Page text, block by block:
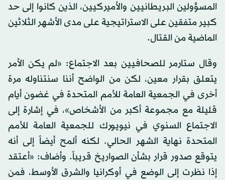
المسؤولين البريطانيين والأميركيين، الذين كانوا إلى حد
كبير متفقين على الاستراتيجية على مدى الأشهر الثلاثين
الماضية من القتال.
وقال ستارمر للصحافيين بعد الاجتماع: «لم يكن الأمر
يتعلق بقرار معين، لكن من الواضح أننا سنتناوله مرة
أخرى في الجمعية العامة للأمم المتحدة في غضون أيام
قليلة مع مجموعة أكبر من الأشخاص»، في إشارة إلى
الاجتماع السنوي في نيويورك للجمعية العامة للأمم
المتحدة نهاية الشهر الحالي. لكنه ألمح أيضاً إلى أنه
يتوقع صدور قرار بشأن الصواريخ قريباً. وأضاف: «أعتقد
إذا نظرت إلى الوضع في أوكرانيا والشرق الأوسط، فمن